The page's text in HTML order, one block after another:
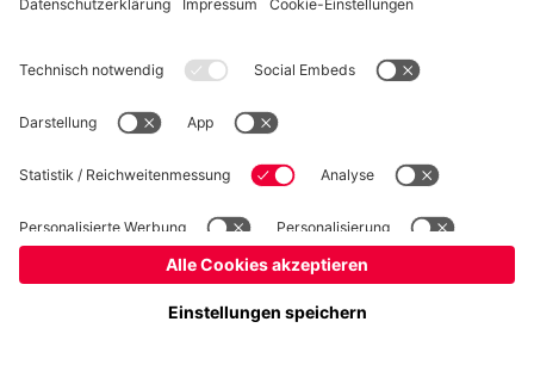
Impressum Datenschutz Nutzungsbedingungen Barrierefreiheit